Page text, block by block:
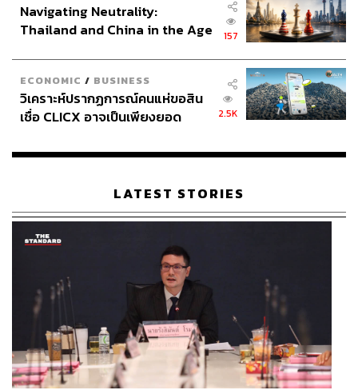
Navigating Neutrality:
Thailand and China in the Age
157
ECONOMIC / BUSINESS
วิเคราะห์ปรากฏการณ์คนแห่ขอสิน
เชื่อ CLICX อาจเป็นเพียงยอด
เรือนไทยที่ถูกซุกไว้
2.5K
LATEST STORIES